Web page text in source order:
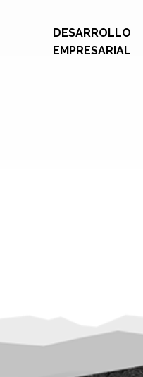
DESARROLLO
EMPRESARIAL